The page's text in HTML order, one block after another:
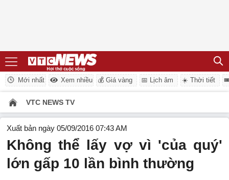
Mới nhất Xem nhiều 💰 Giá vàng 📅 Lịch âm ☀️ Thời tiết
VTC NEWS TV
Xuất bản ngày 05/09/2016 07:43 AM
Không thể lấy vợ vì 'của quý'
lớn gấp 10 lần bình thường